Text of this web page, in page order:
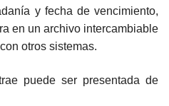
y fecha de vencimiento,
en un archivo intercambiable
otros sistemas.
puede ser presentada de